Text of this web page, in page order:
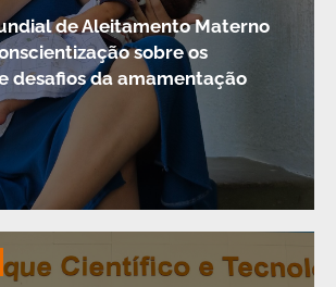
de Aleitamento Materno
sobre os
desafios da amamentação